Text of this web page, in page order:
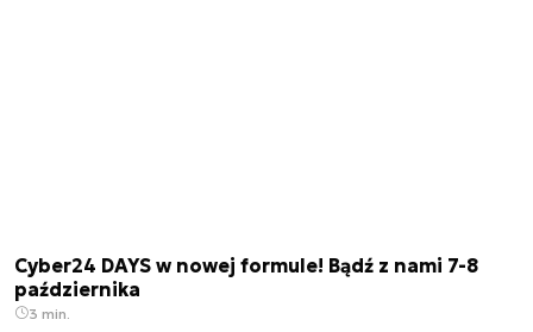
Cyber24 DAYS w nowej formule! Bądź z nami 7-8
października
3 min.